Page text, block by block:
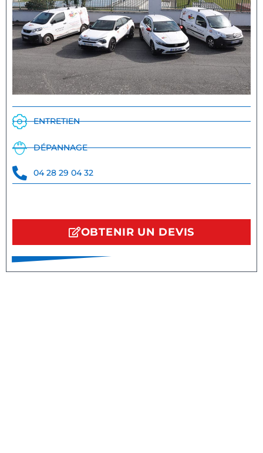
ENTRETIEN
DÉPANNAGE
04 28 29 04 32
OBTENIR UN DEVIS